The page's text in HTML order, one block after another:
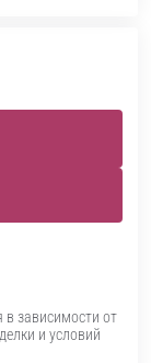
зависимости от
и условий